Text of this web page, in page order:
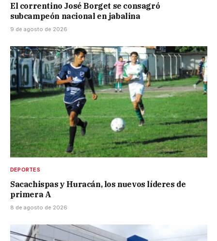
El correntino José Borget se consagró
subcampeón nacional en jabalina
9 de agosto de 2026
DEPORTES
Sacachispas y Huracán, los nuevos líderes de
primera A
8 de agosto de 2026